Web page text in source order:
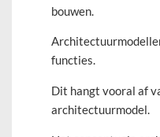
bouwen.
functies.
Dit hangt vooral af
architectuurmodel.